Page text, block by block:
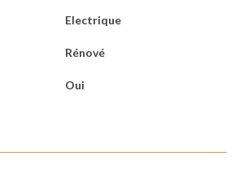
Electrique
Rénové
Oui